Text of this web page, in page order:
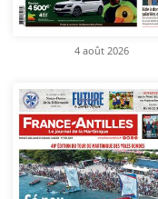
4 août 2026